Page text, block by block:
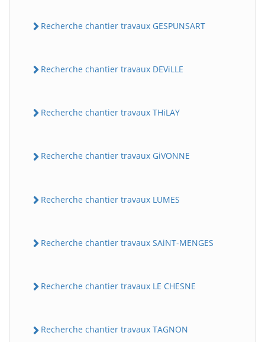
Recherche chantier travaux GESPUNSART
Recherche chantier travaux DEViLLE
Recherche chantier travaux THiLAY
Recherche chantier travaux GiVONNE
Recherche chantier travaux LUMES
Recherche chantier travaux SAiNT-MENGES
Recherche chantier travaux LE CHESNE
Recherche chantier travaux TAGNON